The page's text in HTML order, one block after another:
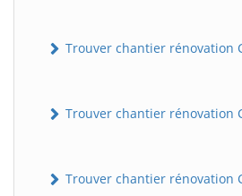
Trouver chantier rénovation
Trouver chantier rénovation
Trouver chantier rénovation